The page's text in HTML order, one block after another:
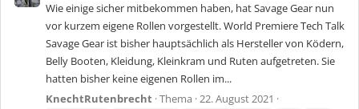
Wie einige sicher mitbekommen haben, hat Savage Gear nun
vor kurzem eigene Rollen vorgestellt. World Premiere Tech Talk
Savage Gear ist bisher hauptsächlich als Hersteller von Ködern,
Belly Booten, Kleidung, Kleinkram und Ruten aufgetreten. Sie
hatten bisher keine eigenen Rollen im...
KnechtRutenbrecht Thema 22. August 2021